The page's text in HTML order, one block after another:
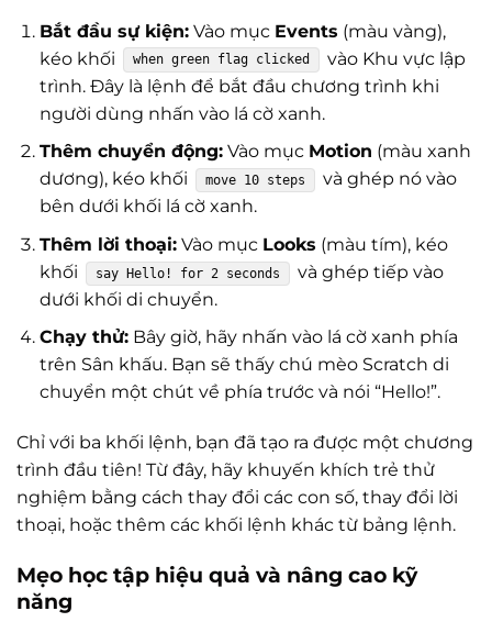
Bắt đầu sự kiện:Vào mục Events (màu vàng),
kéo khối
when green flag clicked
vào Khu vực lập
trình. Đây là lệnh để bắt đầu chương trình khi
người dùng nhấn vào lá cờ xanh.
Thêm chuyển động:Vào mục Motion (màu xanh
dương), kéo khối
move 10 steps
và ghép nó vào
bên dưới khối lá cờ xanh.
Thêm lời thoại:Vào mục Looks (màu tím), kéo
khối
say Hello! for 2 seconds
và ghép tiếp vào
dưới khối di chuyển.
Chạy thử:Bây giờ, hãy nhấn vào lá cờ xanh phía
trên Sân khấu. Bạn sẽ thấy chú mèo Scratch di
chuyển một chút về phía trước và nói “Hello!”.
Chỉ với ba khối lệnh, bạn đã tạo ra được một chương
trình đầu tiên! Từ đây, hãy khuyến khích trẻ thử
nghiệm bằng cách thay đổi các con số, thay đổi lời
thoại, hoặc thêm các khối lệnh khác từ bảng lệnh.
Mẹo học tập hiệu quả và nâng cao kỹ
năng